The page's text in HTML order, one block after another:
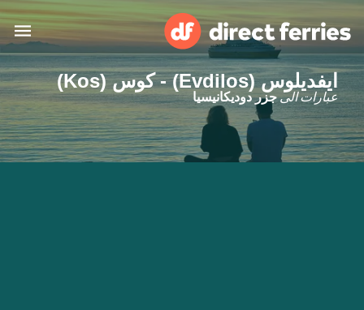
البلدان
تذاكر العبّارة
ايفديلوس (Evdilos) - كوس (Kos)
عبارات الىجزر دوديكانيسيا